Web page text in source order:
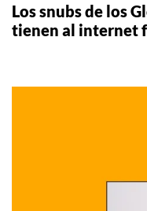
Los snubs de los
tienen al internet